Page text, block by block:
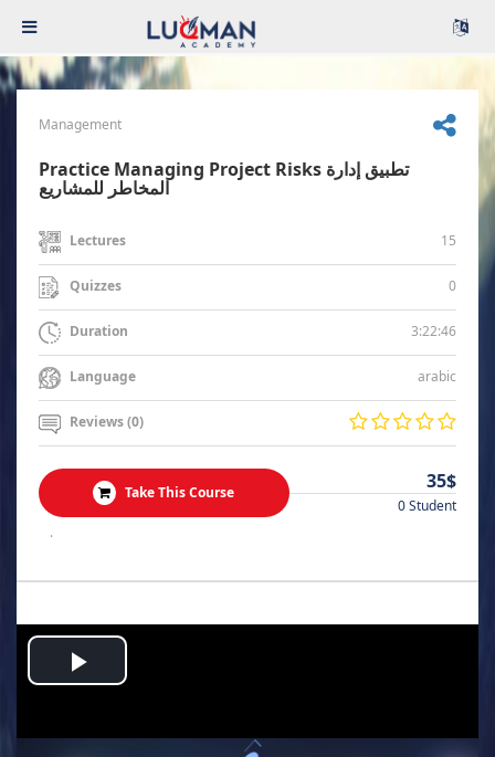
Management
Practice Managing Project Risks تطبيق إدارة
المخاطر للمشاريع
Lectures 15
Quizzes 0
Duration 3:22:46
Language arabic
Reviews (0)
Take This Course 35$
0 Student
.
Play
Video